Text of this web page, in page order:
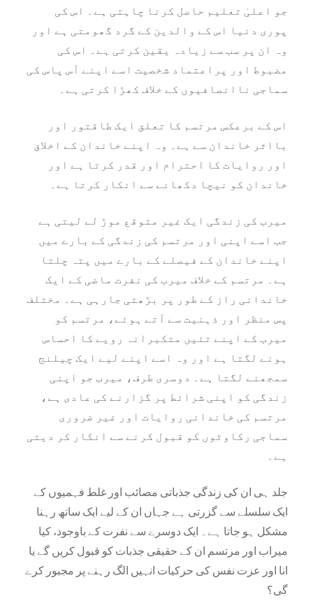
جو اعلیٰ تعلیم حاصل کرنا چاہتی ہے۔ اس کی
پوری دنیا اس کے والدین کے گرد گھومتی ہے اور
وہ ان پر سب سے زیادہ یقین کرتی ہے۔ اس کی
مضبوط اور پراعتماد شخصیت اسے اپنے آس پاس کی
سماجی ناانصافیوں کے خلاف کھڑا کرتی ہے۔
اس کے برعکس مرتسم کا تعلق ایک طاقتور اور
بااثر خاندان سے ہے۔ وہ اپنے خاندان کے اخلاق
اور روایات کا احترام اور قدر کرتا ہے اور
خاندان کو نیچا دکھانے سے انکار کرتا ہے۔
میرب کی زندگی ایک غیر متوقع موڑ لے لیتی ہے
جب اسے اپنی اور مرتسم کی زندگی کے بارے میں
اپنے خاندان کے فیصلے کے بارے میں پتہ چلتا
ہے۔ مرتسم کے خلاف میرب کی نفرت ماضی کے ایک
خاندانی راز کے طور پر بڑھتی جارہی ہے۔ مختلف
پس منظر اور ذہنیت سے آتے ہوئے، مرتسم کو
میرب کے اپنے تئیں متکبرانہ رویے کا احساس
ہونے لگتا ہے اور وہ اسے اپنے لیے ایک چیلنج
سمجھنے لگتا ہے۔ دوسری طرف، میرب جو اپنی
زندگی کو اپنی شرائط پر گزارنے کی عادی ہے،
مرتسم کی خاندانی روایات اور غیر ضروری
سماجی رکاوٹوں کو قبول کرنے سے انکار کر دیتی
ہے۔
جلد ہی ان کی زندگی جذباتی مصائب اور غلط فہمیوں کے
ایک سلسلے سے گزرتی ہے جہاں ان کے لیے ایک ساتھ رہنا
مشکل ہو جاتا ہے۔ ایک دوسرے سے نفرت کے باوجود، کیا
میراب اور مرتسم ان کے حقیقی جذبات کو قبول کریں گے یا
انا اور عزت نفس کی حرکیات انہیں الگ رہنے پر مجبور کرے
گی؟